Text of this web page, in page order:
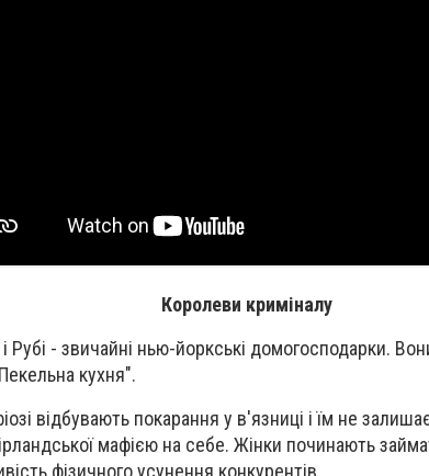
Королеви криміналу
Рубі - звичайні нью-йоркські домогосподарки.
кухня".
відбувають покарання у в'язниці і їм не
мафією на себе. Жінки починають
фізичного усунення конкурентів.